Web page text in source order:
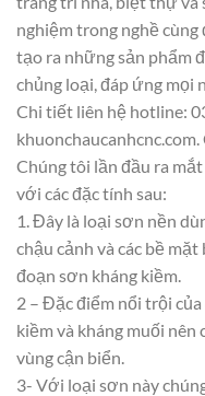
nghiệm trong nghề
tạo ra những sản phẩm
chủng loại, đáp ứng mọi
Chi tiết liên hệ hotline:
khuonchaucanhcnc.com.
Chúng tôi lần đầu ra
với các đặc tính sau:
1. Đây là loại sơn nền
chậu cảnh và các bề
đoạn sơn kháng kiềm.
2 – Đặc điểm nổi trội
kiềm và kháng muối
vùng cận biển.
3- Với loại sơn này